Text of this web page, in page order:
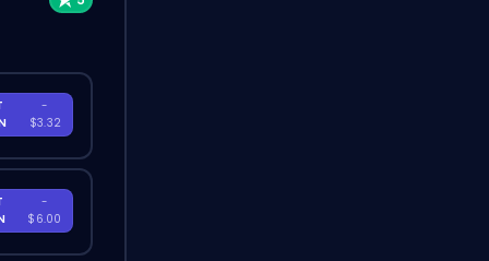
-
$3.32
-
$6.00